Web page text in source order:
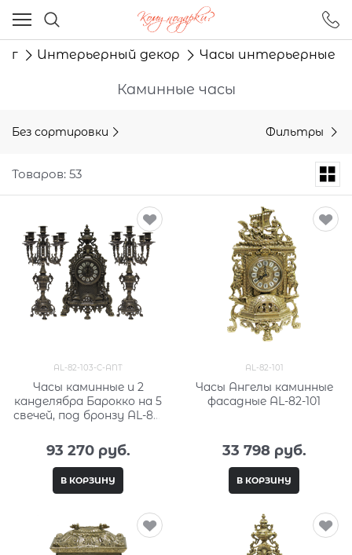
Интерьерный декор Часы интерьерные
Каминные часы
Без сортировки Фильтры
Товаров: 53
AL-82-103-C-ANT
Часы каминные и 2
канделябра Барокко на 5
свечей, под бронзу AL-82-
93 270 руб.
В КОРЗИНУ
AL-82-101
Часы Ангелы каминные
фасадные AL-82-101
33 798 руб.
В КОРЗИНУ
Ваш город - Москва,
угадали?
ДА НЕТ